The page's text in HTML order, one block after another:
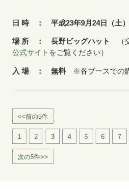
日 時 ： 平成23年9月24日（
場 所 ： 長野ビッグハット
公式サイト をご覧ください）
入 場 ： 無料 ※各ブースでの
<<前の5件
1 2 3 4 5 6 7
次の5件>>